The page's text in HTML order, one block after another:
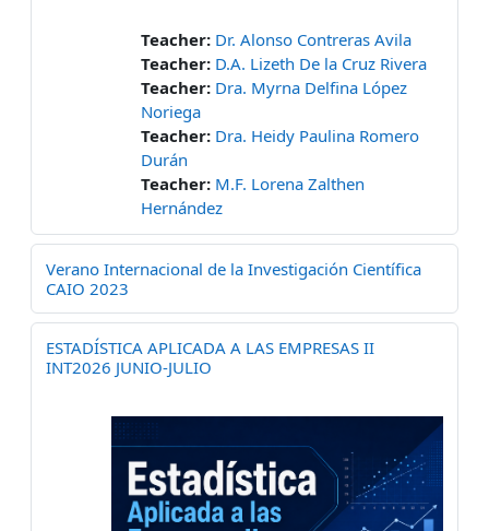
Teacher: Dr. Alonso Contreras Avila
Teacher: D.A. Lizeth De la Cruz Rivera
Teacher: Dra. Myrna Delfina López
Noriega
Teacher: Dra. Heidy Paulina Romero
Durán
Teacher: M.F. Lorena Zalthen
Hernández
Verano Internacional de la Investigación Científica
CAIO 2023
ESTADÍSTICA APLICADA A LAS EMPRESAS II
INT2026 JUNIO-JULIO